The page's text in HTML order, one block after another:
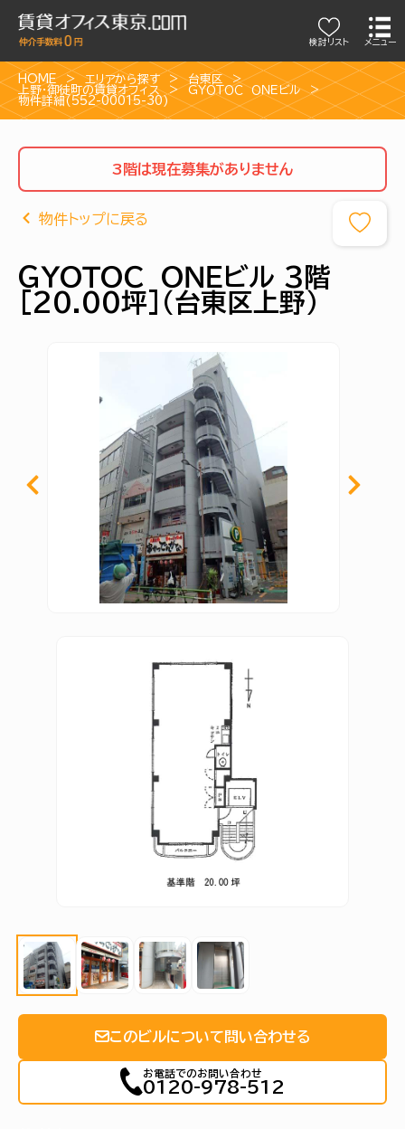
検討リスト メニュー
HOME エリアから探す
台東区
上野・御徒町の賃貸オフィス
ＧＹＯＴＯＣ ＯＮＥビル
物件詳細(552-00015-30)
3階は現在募集がありません
物件トップに戻る
ＧＹＯＴＯＣ ＯＮＥビル 3階
[20.00坪]（台東区上野）
このビルについて問い合わせる
お電話でのお問い合わせ
0120-978-512